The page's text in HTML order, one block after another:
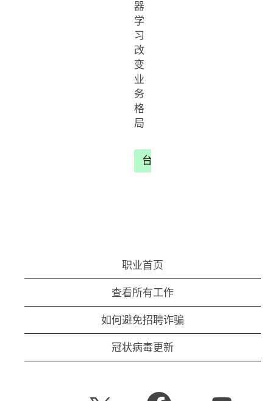
器
学
习
改
变
业
务
格
局
台湾地区职位搜索
职业首页
查看所有工作
如何避免招聘诈骗
冠状病毒更新
在 在